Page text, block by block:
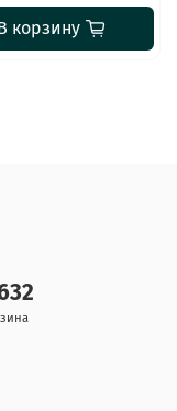
корзину